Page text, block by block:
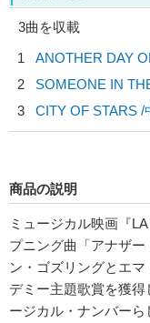
3曲を収載
1
ANOTHER DAY
2
SOMEONE IN
3
CITY OF STARS /
商品の説明
ミュージカル映画『
プニング曲「アナザ
ン・ゴズリングとエ
デミー主題歌賞を獲
ージカル・ナンバー